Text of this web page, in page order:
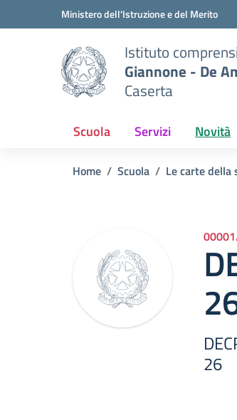
Vai ai contenuti
Vai al menu di navigazioneMinistero dell'Istruzione e del Merito
Istituto
Giannone - De
Caserta
Scuola Servizi Novità
Home Scuola Le carte della
26